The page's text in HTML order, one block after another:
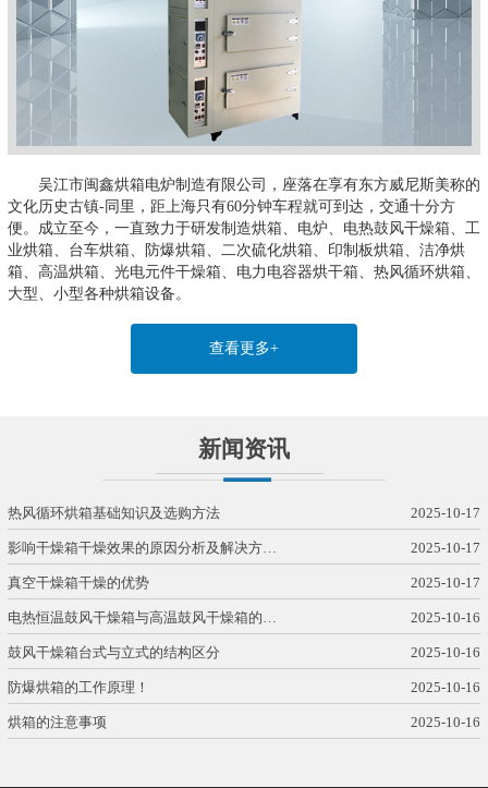
吴江市闽鑫烘箱电炉制造有限公司，座落在享有东方威尼斯美称的
文化历史古镇-同里，距上海只有60分钟车程就可到达，交通十分方
便。成立至今，一直致力于研发制造烘箱、电炉、电热鼓风干燥箱、工
业烘箱、台车烘箱、防爆烘箱、二次硫化烘箱、印制板烘箱、洁净烘
箱、高温烘箱、光电元件干燥箱、电力电容器烘干箱、热风循环烘箱、
大型、小型各种烘箱设备。
查看更多+
新闻资讯
热风循环烘箱基础知识及选购方法 2025-10-17
影响干燥箱干燥效果的原因分析及解决方… 2025-10-17
真空干燥箱干燥的优势 2025-10-17
电热恒温鼓风干燥箱与高温鼓风干燥箱的… 2025-10-16
鼓风干燥箱台式与立式的结构区分 2025-10-16
防爆烘箱的工作原理！ 2025-10-16
烘箱的注意事项 2025-10-16